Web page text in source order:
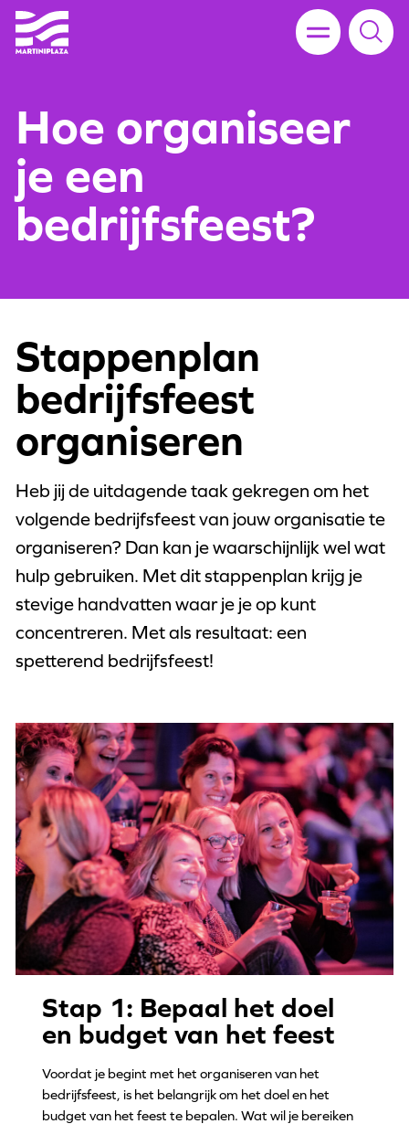
Hoe organiseer
je een
bedrijfsfeest?
Stappenplan
bedrijfsfeest
organiseren
Heb jij de uitdagende taak gekregen om het
volgende bedrijfsfeest van jouw organisatie te
organiseren? Dan kan je waarschijnlijk wel wat
hulp gebruiken. Met dit stappenplan krijg je
stevige handvatten waar je je op kunt
concentreren. Met als resultaat: een
spetterend bedrijfsfeest!
Stap 1: Bepaal het doel
en budget van het feest
Voordat je begint met het organiseren van het
bedrijfsfeest, is het belangrijk om het doel en het
budget van het feest te bepalen. Wat wil je bereiken